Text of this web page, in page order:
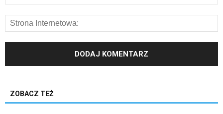
ZOBACZ TEŻ